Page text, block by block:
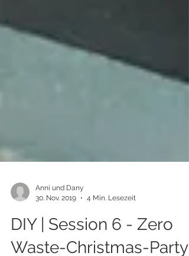
30. Nov. 2019
4 Min. Lesezeit
DIY | Session 6 - Zero